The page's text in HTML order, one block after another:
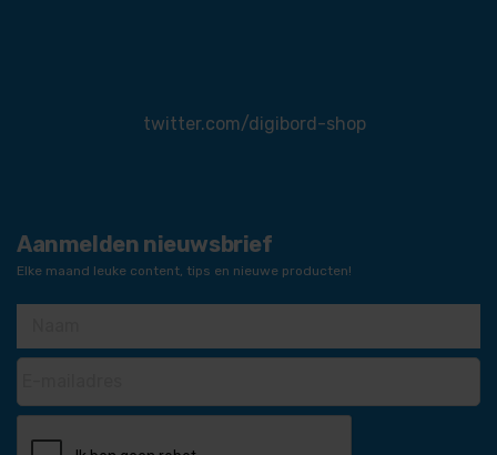
twitter.com/digibord-shop
Aanmelden nieuwsbrief
Elke maand leuke content, tips en nieuwe producten!